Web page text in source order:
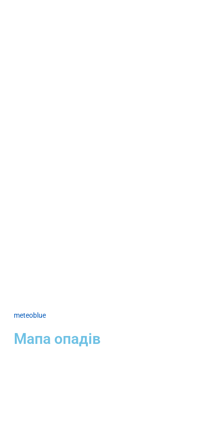
meteoblue
Мапа опадів